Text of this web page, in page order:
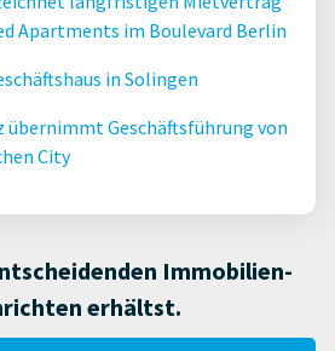
Apartments im Boulevard Berlin
in Solingen
übernimmt Geschäftsführung von
City
Immobilien-
erhältst.